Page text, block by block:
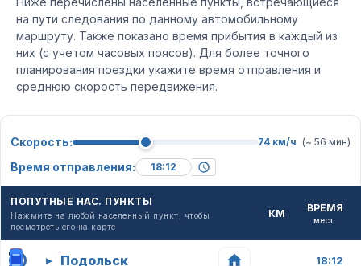
на пути следования по данному автомобильному
маршруту. Также показано время прибытия в каждый из
них (с учетом часовых поясов). Для более точного
планирования поездки укажите время отправления и
среднюю скорость передвижения.
Скорость: 74 км/ч (~ 56 мин)
Время отправления:
ПОПУТНЫЕ НАС. ПУНКТЫ
Нажмите на любой населенный пункт, чтобы
посмотреть его на карте
КМ ВРЕМЯ
мест.
▸ Подольск 18:12